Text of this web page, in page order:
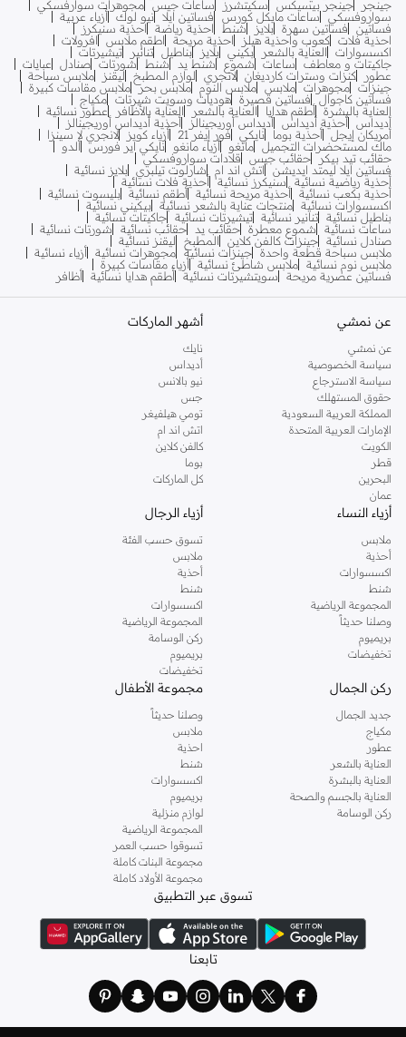
جينجر
جينجر بيسيكس سكيتشرز ساعات جيس مجوهرات سوارفسكي
سواروفسكي
ساعات مايكل كورس فساتين ايلا نيو لوك أزياء عربية
فساتين
فساتين سهرة بلايز شنط احذية رياضة
احذية سنيكرز
احذية فلات كعوب واحذية هيلز احذية مريحة اطقم ملابس
افرولات
اكسسوارات
العناية بالشعر بكيني بلايز بناطيل تنانير
تيشيرتات
جاكيتات و معاطف
ساعات شموع شنط يد شنط شورتات صنادل
عبايات
عطور
كنزات وسترات كارديغان لانجري لوازم المطبخ ليقنز
ملابس سباحة
جينزات مجوهرات ملابس ملابس النوم ملابس بحر ملابس مقاسات كبيرة
فساتين كاجوال
فساتين قصيرة هوديات وسويت شيرتات مكياج
العناية بالبشرة أطقم هدايا العناية بالشعر العناية بالأظافر
عطور نسائية
أديداس أحذية أديداس أديداس أوريجينالز
أحذية أديداس أوريجينالز
أمريكان إيجل أحذية بوما نايكي فور إيفر 21 أزياء كويز
لانجري لا سينزا
ماك لمستحضرات التجميل مانغو أزياء مانغو نايكي اير فورس ألدو
حقائب تيد بيكر
حقائب جيس
قلادات سواروفسكي
فساتين ايلا ليمتد ايديشن
اتش اند ام شارلوت تيلبري بلايز نسائية
أحذية رياضية نسائية
سنيكرز نسائية أحذية فلات نسائية
أحذية بكعب نسائية أحذية مريحة نسائية أطقم نسائية بليسوت نسائية
اكسسوارات نسائية منتجات عناية بالشعر نسائية بيكيني نسائية
بناطيل نسائية تنانير نسائية تيشيرتات نسائية جاكيتات نسائية
ساعات نسائية
شموع معطرة حقائب يد حقائب نسائية
شورتات نسائية
صنادل نسائية جينزات كالفن كلاين المطبخ
ليقنز نسائية
ملابس سباحة قطعة واحدة جينزات نسائية مجوهرات نسائية أزياء نسائية
ملابس نوم نسائية ملابس شاطئ نسائية أزياء مقاسات كبيرة
فساتين عصرية مريحة
سويتشيرتات نسائية أطقم هدايا نسائية أظافر
عن نمشي
عن نمشي
سياسة الخصوصية
سياسة الاسترجاع
حقوق المستهلك
المملكة العربية السعودية
الإمارات العربية المتحدة
الكويت
قطر
البحرين
عمان
أشهر الماركات
نايك
أديداس
نيو بالانس
جس
تومي هيلفيغر
اتش اند ام
كالفن كلاين
بوما
كل الماركات
أزياء النساء
ملابس
أحذية
اكسسوارات
شنط
المجموعة الرياضية
وصلنا حديثاً
بريميوم
تخفيضات
أزياء الرجال
تسوق حسب الفئة
ملابس
أحذية
شنط
اكسسوارات
المجموعة الرياضية
ركن الوسامة
بريميوم
تخفيضات
ركن الجمال
جديد الجمال
مكياج
عطور
العناية بالشعر
العناية بالبشرة
العناية بالجسم والصحة
ركن الوسامة
مجموعة الأطفال
وصلنا حديثاً
ملابس
احذية
شنط
اكسسوارات
بريميوم
لوازم منزلية
المجموعة الرياضية
تسوقوا حسب العمر
مجموعة البنات كاملة
مجموعة الأولاد كاملة
تسوق عبر التطبيق
تابعنا